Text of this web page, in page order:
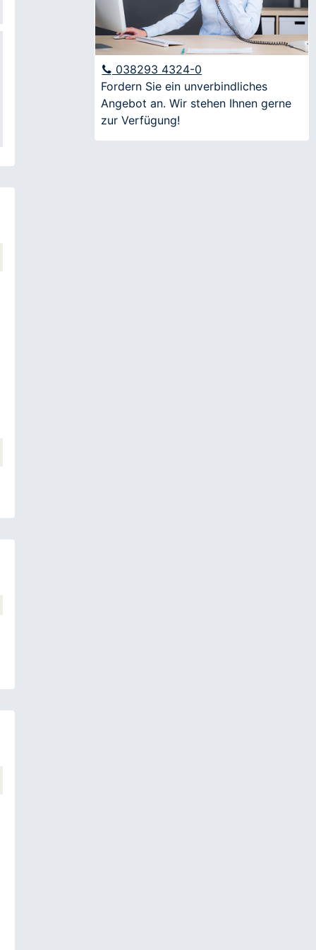
E-Mail
Anfrage
038293 4324-0
Fordern Sie ein unverbindliches
Angebot an. Wir stehen Ihnen gerne
zur Verfügung!